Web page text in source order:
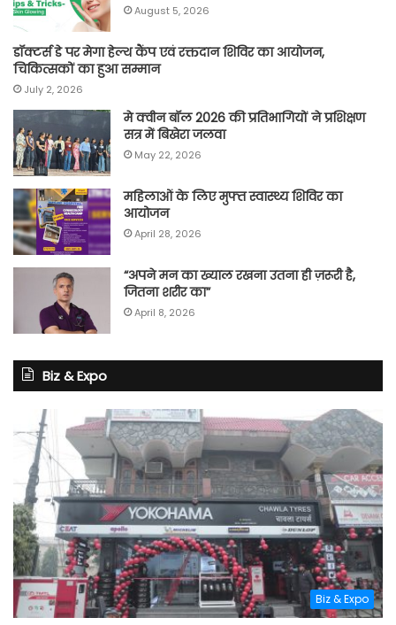
August 5, 2026
डॉक्टर्स डे पर मेगा हेल्थ कैंप एवं रक्तदान शिविर का आयोजन,
चिकित्सकों का हुआ सम्मान
July 2, 2026
मे क्वीन बॉल 2026 की प्रतिभागियों ने प्रशिक्षण
सत्र में बिखेरा जलवा
May 22, 2026
महिलाओं के लिए मुफ्त स्वास्थ्य शिविर का
आयोजन
April 28, 2026
“अपने मन का ख्याल रखना उतना ही ज़रूरी है,
जितना शरीर का”
April 8, 2026
Biz & Expo
Biz & Expo